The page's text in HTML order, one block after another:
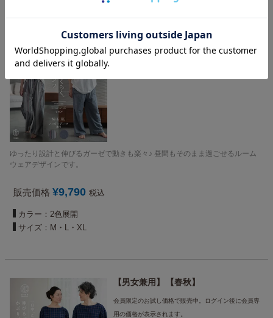
ストレッチ２重ガーゼ ノビーゼ “UNO”
ゆったり設計と伸びるガーゼで動きも楽々♪ 昼間もそのまま過ごせるルーム
ウェアデザインです。
販売価格 ¥9,790 税込
カラー：2色展開
サイズ：M・L・XL
男女兼用 春秋
会員限定のお試し価格で販売中。ログイン後に会員専
用の価格が表示されます。